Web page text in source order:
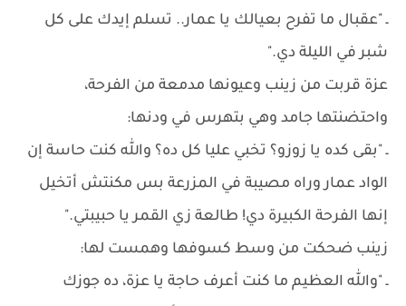
ـ "عقبال ما تفرح بعيالك يا عمار.. تسلم إيدك على كل
شبر في الليلة دي."
عزة قربت من زينب وعيونها مدمعة من الفرحة،
واحتضنتها جامد وهي بتهرس في ودنها:
ـ "بقى كده يا زوزو؟ تخبي عليا كل ده؟ والله كنت حاسة إن
الواد عمار وراه مصيبة في المزرعة بس مكنتش أتخيل
إنها الفرحة الكبيرة دي! طالعة زي القمر يا حبيبتي."
زينب ضحكت من وسط كسوفها وهمست لها:
ـ "والله العظيم ما كنت أعرف حاجة يا عزة، ده جوزك